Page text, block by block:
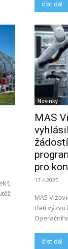
číst dál
Novinky
MAS
pro
17.4.2025
MAS
třetí výzvu
číst dál